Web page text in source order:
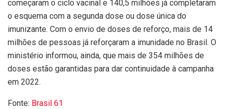
começaram o ciclo vacinal e 140,5 milhões já completaram
o esquema com a segunda dose ou dose única do
imunizante. Com o envio de doses de reforço, mais de 14
milhões de pessoas já reforçaram a imunidade no Brasil. O
ministério informou, ainda, que mais de 354 milhões de
doses estão garantidas para dar continuidade à campanha
em 2022.
Fonte: Brasil 61